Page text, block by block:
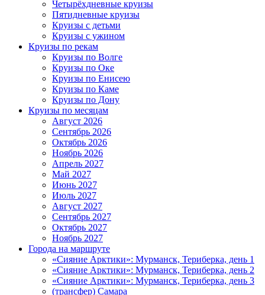
Четырёхдневные круизы
Пятидневные круизы
Круизы с детьми
Круизы с ужином
Круизы по рекам
Круизы по Волге
Круизы по Оке
Круизы по Енисею
Круизы по Каме
Круизы по Дону
Круизы по месяцам
Август 2026
Сентябрь 2026
Октябрь 2026
Ноябрь 2026
Апрель 2027
Май 2027
Июнь 2027
Июль 2027
Август 2027
Сентябрь 2027
Октябрь 2027
Ноябрь 2027
Города на маршруте
«Сияние Арктики»: Мурманск, Териберка, день 1
«Сияние Арктики»: Мурманск, Териберка, день 2
«Сияние Арктики»: Мурманск, Териберка, день 3
(трансфер) Самара